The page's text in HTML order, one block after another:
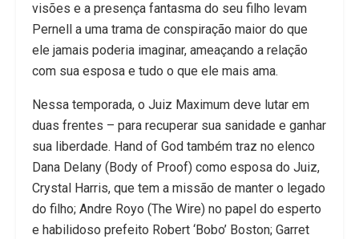
visões e a presença fantasma do seu filho levam
Pernell a uma trama de conspiração maior do que
ele jamais poderia imaginar, ameaçando a relação
com sua esposa e tudo o que ele mais ama.
Nessa temporada, o Juiz Maximum deve lutar em
duas frentes – para recuperar sua sanidade e ganhar
sua liberdade. Hand of God também traz no elenco
Dana Delany (Body of Proof) como esposa do Juiz,
Crystal Harris, que tem a missão de manter o legado
do filho; Andre Royo (The Wire) no papel do esperto
e habilidoso prefeito Robert ‘Bobo’ Boston; Garret